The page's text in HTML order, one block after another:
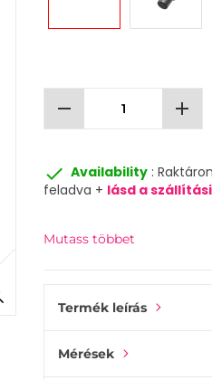
remove add
done Availability :
feladva + lásd a
Mutass többet
Termék leírás
Mérések